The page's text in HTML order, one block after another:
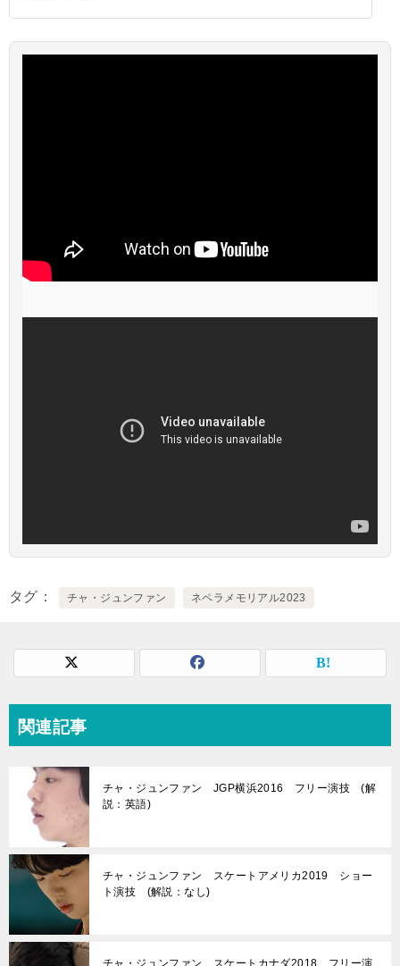
タグ チャ・ジュンファン ネペラメモリアル2023
関連記事
チャ・ジュンファン JGP横浜2016 フリー演技 (解
説：英語)
チャ・ジュンファン スケートアメリカ2019 ショー
ト演技 (解説：なし)
チャ・ジュンファン スケートカナダ2018 フリー演